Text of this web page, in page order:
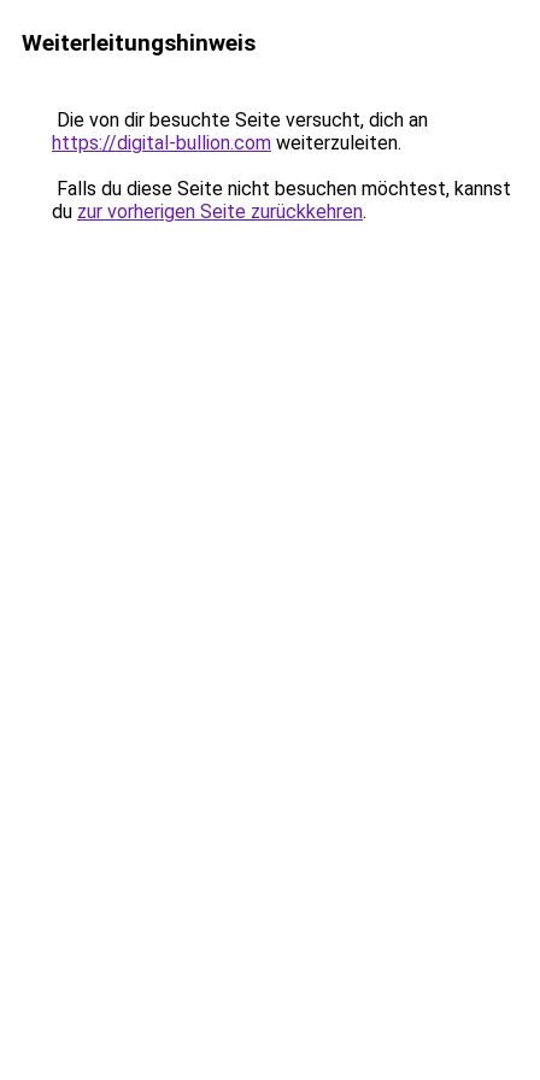
Weiterleitungshinweis
Die von dir besuchte Seite versucht, dich an
https://digital-bullion.com weiterzuleiten.
Falls du diese Seite nicht besuchen möchtest, kannst
du zur vorherigen Seite zurückkehren.